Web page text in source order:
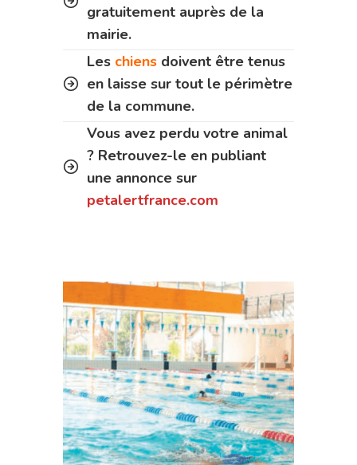
gratuitement auprès de la
mairie.
Les chiens doivent être tenus
en laisse sur tout le périmètre
de la commune.
Vous avez perdu votre animal
? Retrouvez-le en publiant
une annonce sur
petalertfrance.com